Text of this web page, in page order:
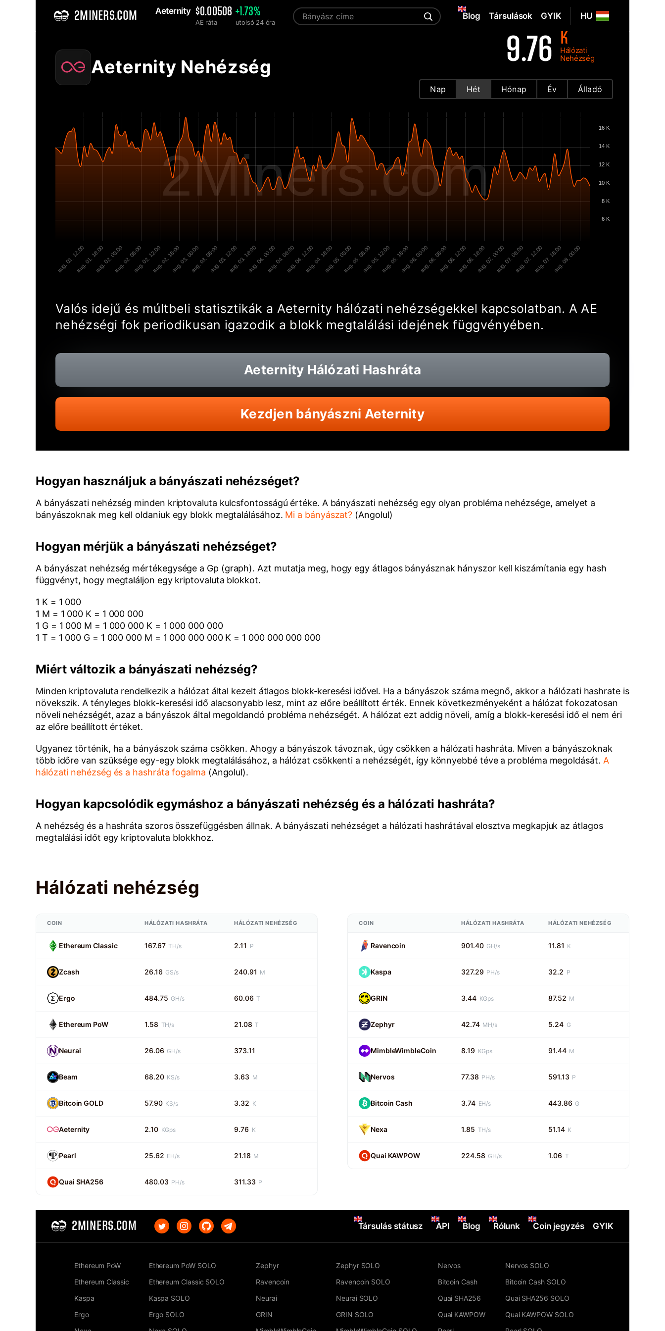
2MINERS.COM Aeternity $0.00508
AE ráta
+1.73%
utolsó 24 óra
HU
Blog Társulások GYIK
Aeternity Nehézség 9.76 K
Hálózati
Nehézség
Nap Hét Hónap Év Álladó
2Miners.com
aug. 01. 12:00aug. 01. 18:00aug. 02. 00:00aug. 02. 06:00aug. 02. 12:00aug. 02. 18:00aug. 03. 00:00aug. 03. 06:00aug. 03. 12:00aug. 03. 18:00aug. 04. 00:00aug. 04. 06:00aug. 04. 12:00aug. 04. 18:00aug. 05. 00:00aug. 05. 06:00aug. 05. 12:00aug. 05. 18:00aug. 06. 00:00aug. 06. 06:00aug. 06. 12:00aug. 06. 18:00aug. 07. 00:00aug. 07. 06:00aug. 07. 12:00aug. 07. 18:00aug. 08. 00:00
6 K
8 K
10 K
12 K
14 K
16 K
Valós idejű és múltbeli statisztikák a Aeternity hálózati nehézségekkel kapcsolatban. A AE
nehézségi fok periodikusan igazodik a blokk megtalálási idejének függvényében.
Aeternity Hálózati Hashráta
Kezdjen bányászni Aeternity
Hogyan használjuk a bányászati nehézséget?
A bányászati nehézség minden kriptovaluta kulcsfontosságú értéke. A bányászati nehézség egy olyan probléma nehézsége, amelyet a
bányászoknak meg kell oldaniuk egy blokk megtalálásához. Mi a bányászat? (Angolul)
Hogyan mérjük a bányászati nehézséget?
A bányászat nehézség mértékegysége a Gp (graph). Azt mutatja meg, hogy egy átlagos bányásznak hányszor kell kiszámítania egy hash
függvényt, hogy megtaláljon egy kriptovaluta blokkot.
1 K = 1 000
1 M = 1 000 K = 1 000 000
1 G = 1 000 M = 1 000 000 K = 1 000 000 000
1 T = 1 000 G = 1 000 000 M = 1 000 000 000 K = 1 000 000 000 000
Miért változik a bányászati nehézség?
Minden kriptovaluta rendelkezik a hálózat által kezelt átlagos blokk-keresési idővel. Ha a bányászok száma megnő, akkor a hálózati hashrate is
növekszik. A tényleges blokk-keresési idő alacsonyabb lesz, mint az előre beállított érték. Ennek következményeként a hálózat fokozatosan
növeli nehézségét, azaz a bányászok által megoldandó probléma nehézségét. A hálózat ezt addig növeli, amíg a blokk-keresési idő el nem éri
az előre beállított értéket.
Ugyanez történik, ha a bányászok száma csökken. Ahogy a bányászok távoznak, úgy csökken a hálózati hashráta. Miven a bányászoknak
több időre van szüksége egy-egy blokk megtalálásához, a hálózat csökkenti a nehézségét, így könnyebbé téve a probléma megoldását. A
hálózati nehézség és a hashráta fogalma (Angolul).
Hogyan kapcsolódik egymáshoz a bányászati nehézség és a hálózati hashráta?
A nehézség és a hashráta szoros összefüggésben állnak. A bányászati nehézséget a hálózati hashrátával elosztva megkapjuk az átlagos
megtalálási időt egy kriptovaluta blokkhoz.
Hálózati nehézség
COIN HÁLÓZATI HASHRÁTA HÁLÓZATI NEHÉZSÉG
Ethereum Classic 167.67 TH/s 2.11 P
Zcash 26.16 GS/s 240.91 M
Ergo 484.75 GH/s 60.06 T
Ethereum PoW 1.58 TH/s 21.08 T
Neurai 26.06 GH/s 373.11
Beam 68.20 KS/s 3.63 M
Bitcoin GOLD 57.90 KS/s 3.32 K
Aeternity 2.10 KGps 9.76 K
Pearl 25.62 EH/s 21.18 M
Quai SHA256 480.03 PH/s 311.33 P
COIN HÁLÓZATI HASHRÁTA HÁLÓZATI NEHÉZSÉG
Ravencoin 901.40 GH/s 11.81 K
Kaspa 327.29 PH/s 32.2 P
GRIN 3.44 KGps 87.52 M
Zephyr 42.74 MH/s 5.24 G
MimbleWimbleCoin 8.19 KGps 91.44 M
Nervos 77.38 PH/s 591.13 P
Bitcoin Cash 3.74 EH/s 443.86 G
Nexa 1.85 TH/s 51.14 K
Quai KAWPOW 224.58 GH/s 1.06 T
2MINERS.COM Társulás státusz API Blog Rólunk Coin jegyzés GYIK
Ethereum PoW
Ethereum Classic
Kaspa
Ergo
Ethereum PoW SOLO
Ethereum Classic SOLO
Kaspa SOLO
Ergo SOLO
Zephyr
Ravencoin
Neurai
GRIN
Zephyr SOLO
Ravencoin SOLO
Neurai SOLO
GRIN SOLO
Nervos
Bitcoin Cash
Quai SHA256
Quai KAWPOW
Nervos SOLO
Bitcoin Cash SOLO
Quai SHA256 SOLO
Quai KAWPOW SOLO